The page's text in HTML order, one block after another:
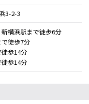
3-2-3
横浜駅まで徒歩6分
徒歩7分
歩14分
歩14分